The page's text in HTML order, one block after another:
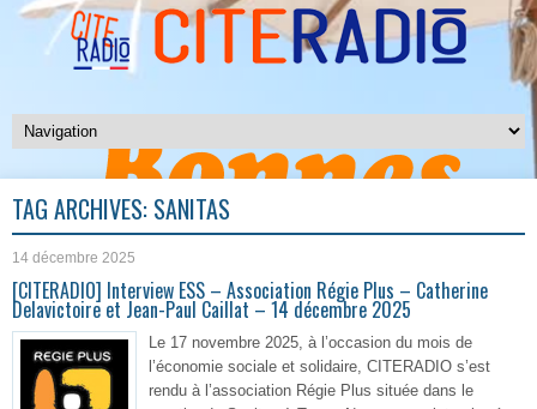
TAG ARCHIVES: SANITAS
14 décembre 2025
[CITERADIO] Interview ESS – Association Régie Plus – Catherine
Delavictoire et Jean-Paul Caillat – 14 décembre 2025
Le 17 novembre 2025, à l’occasion du mois de
l’économie sociale et solidaire, CITERADIO s’est
rendu à l’association Régie Plus située dans le